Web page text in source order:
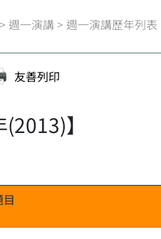
> 週一演講 > 週一演講歷年列表
友善列印
】